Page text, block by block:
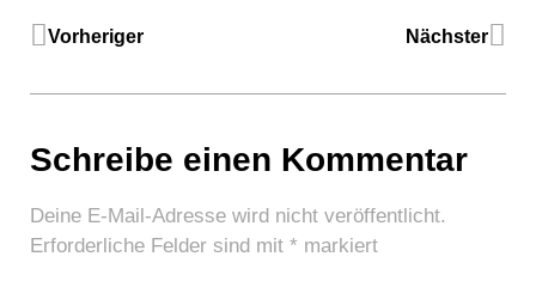
Vorheriger Nächster
Schreibe einen Kommentar
Deine E-Mail-Adresse wird nicht veröffentlicht.
Erforderliche Felder sind mit * markiert